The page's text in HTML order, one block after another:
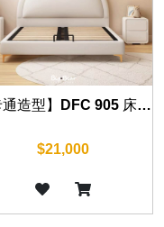
【卡通造型】DFC 905 床組 另有四尺
$21,000